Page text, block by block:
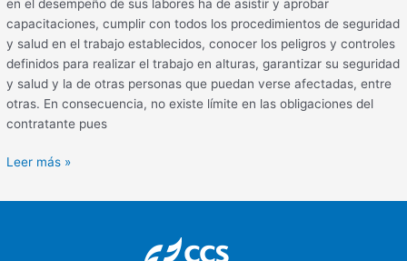
en el desempeño de sus labores ha de asistir y aprobar
capacitaciones, cumplir con todos los procedimientos de seguridad
y salud en el trabajo establecidos, conocer los peligros y controles
definidos para realizar el trabajo en alturas, garantizar su seguridad
y salud y la de otras personas que puedan verse afectadas, entre
otras. En consecuencia, no existe límite en las obligaciones del
contratante pues
Leer más »